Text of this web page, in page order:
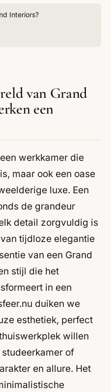
Interiors?
van Grand
een
werkkamer die
maar ook een oase
luxe. Een
de grandeur
detail zorgvuldig is
tijdloze elegantie
van een Grand
stijl die het
in een
duiken we
esthetiek, perfect
willen
of
en allure. Het